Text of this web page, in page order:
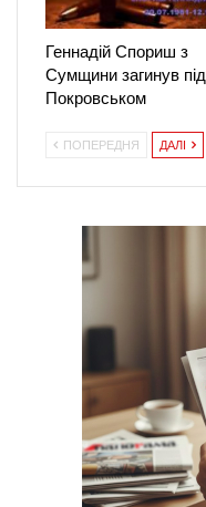
Геннадій Спориш з
Сумщини загинув під
Покровськом
ПОПЕРЕДНЯ ДАЛІ